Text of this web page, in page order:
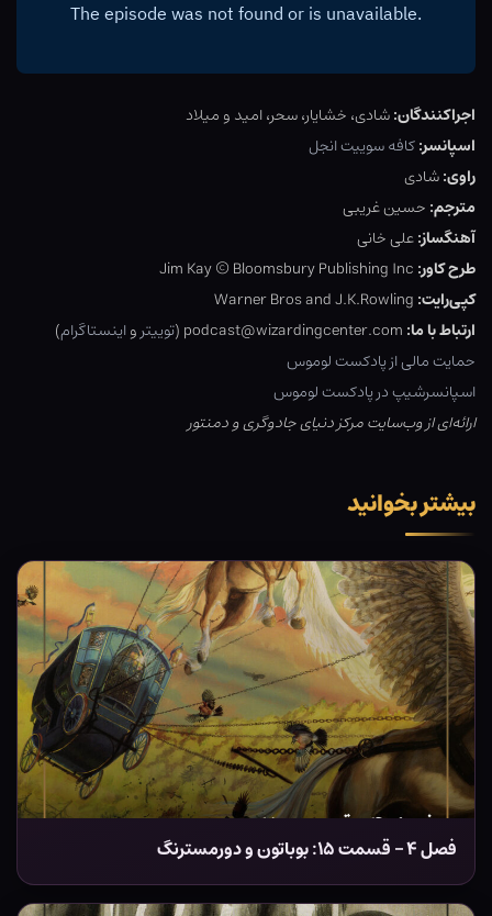
اجراکنندگان:شادی، خشایار، سحر، امید و میلاد
اسپانسر:کافه سوییت انجل
راوی:شادی
مترجم: حسین غریبی
آهنگساز:علی خانی
طرح کاور: Jim Kay © Bloomsbury Publishing Inc
کپی‌رایت: Warner Bros and J.K.Rowling
ارتباط با ما: podcast@wizardingcenter.com ( توییترواینستاگرام)
حمایت مالی از پادکست لوموس
اسپانسرشیپ در پادکست لوموس
ارائه‌ای از وب‌سایت مرکز دنیای جادوگری و دمنتور
بیشتر بخوانید
فصل ۴ – قسمت ۱۵: بوباتون و دورمسترنگ